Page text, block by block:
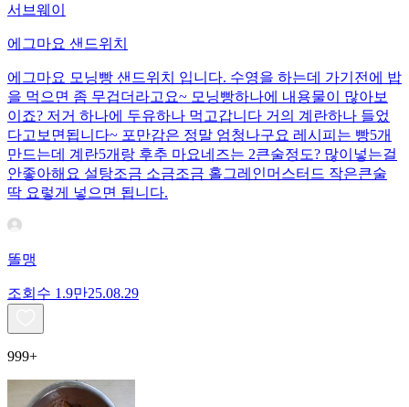
서브웨이
에그마요 샌드위치
에그마요 모닝빵 샌드위치 입니다. 수영을 하는데 가기전에 밥
을 먹으면 좀 무겁더라고요~ 모닝빵하나에 내용물이 많아보
이죠? 저거 하나에 두유하나 먹고갑니다 거의 계란하나 들었
다고보면됩니다~ 포만감은 정말 엄청나구요 레시피는 빵5개
만드는데 계란5개랑 후추 마요네즈는 2큰술정도? 많이넣는걸
안좋아해요 설탕조금 소금조금 홀그레인머스터드 작은큰술
딱 요렇게 넣으면 됩니다.
똘맹
조회수 1.9만25.08.29
999+